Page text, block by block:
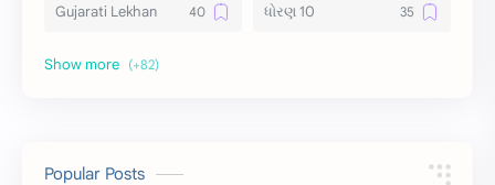
Gujarati Lekhan ધોરણ 10
અર્થ વિસ્તાર
10 વાક્યો
Popular Posts